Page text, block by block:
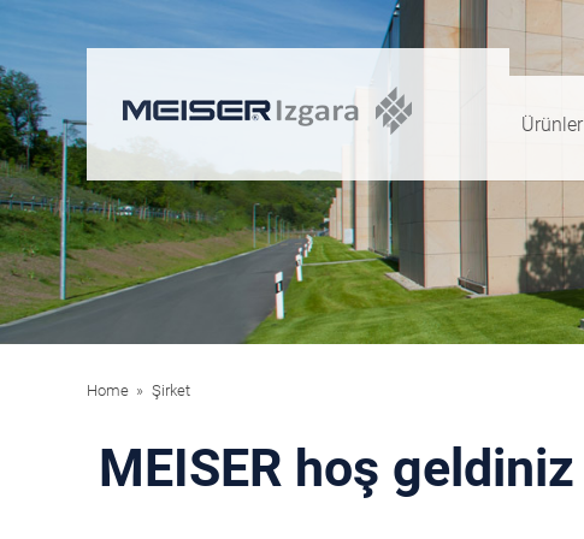
Ürünler
Home Şirket
MEISER hoş geldiniz